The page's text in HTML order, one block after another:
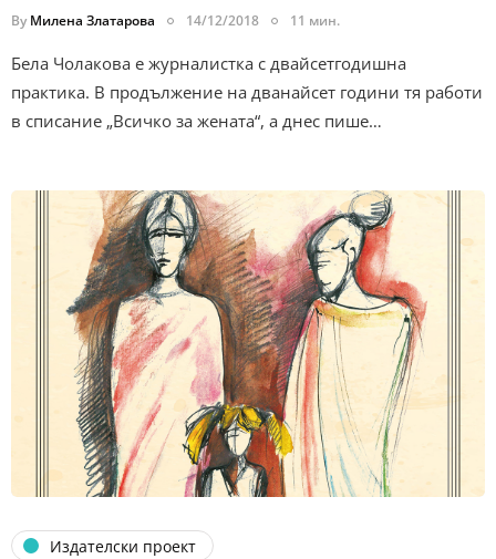
By Милена Златарова 14/12/2018 11 мин.
Бела Чолакова е журналистка с двайсетгодишна
практика. В продължение на дванайсет години тя работи
в списание „Всичко за жената“, а днес пише…
Издателски проект